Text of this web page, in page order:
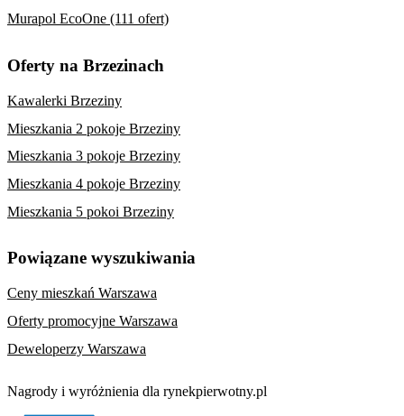
Murapol EcoOne (111 ofert)
Oferty na Brzezinach
Kawalerki Brzeziny
Mieszkania 2 pokoje Brzeziny
Mieszkania 3 pokoje Brzeziny
Mieszkania 4 pokoje Brzeziny
Mieszkania 5 pokoi Brzeziny
Powiązane wyszukiwania
Ceny mieszkań Warszawa
Oferty promocyjne Warszawa
Deweloperzy Warszawa
Nagrody i wyróżnienia dla rynekpierwotny.pl